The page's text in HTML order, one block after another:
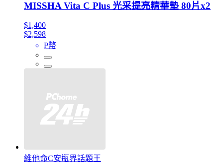
MISSHA Vita C Plus 光采提亮精華墊 80片x2
$1,400
$2,598
P幣
維他命C安瓶界話題王